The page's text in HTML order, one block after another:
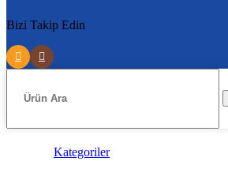
Bizi Takip Edin
Kategoriler